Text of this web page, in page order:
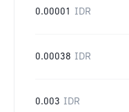
0.00001 IDR
0.00038 IDR
0.003 IDR